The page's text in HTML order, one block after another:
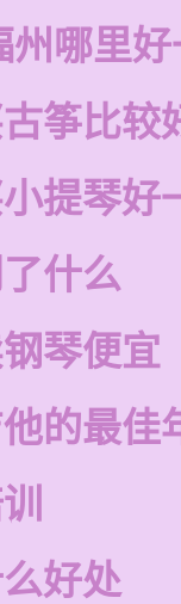
州哪里
筝比较
提琴好
什么
琴便宜
的最佳
好处